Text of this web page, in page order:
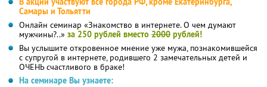
Самары и Тольятти
Онлайн семинар «Знакомство в интернете. О чем думают
мужчины?..» за 250 рублей вместо 2000 рублей!
Вы услышите откровенное мнение уже мужа, познакомившейся
с супругой в интернете, родившего 2 замечательных детей и
ОЧЕНЬ счастливого в браке!
На семинаре Вы узнаете: